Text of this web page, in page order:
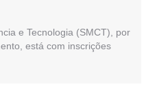
e Tecnologia (SMCT), por
está com inscrições